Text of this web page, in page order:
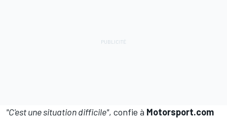
"C'est une situation difficile", confie à Motorsport.com